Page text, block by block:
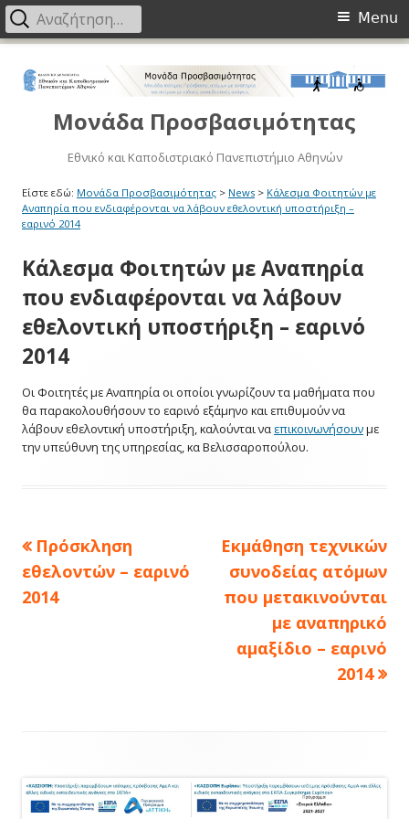
περιεχόμενο
Μονάδα Προσβασιμότητας
Εθνικό και Καποδιστριακό Πανεπιστήμιο Αθηνών
Primary
Menu
Menu
Αναζήτηση
Είστε εδώ: Μονάδα Προσβασιμότητας > News > Κάλεσμα Φοιτητών με
Αναπηρία που ενδιαφέρονται να λάβουν εθελοντική υποστήριξη –
εαρινό 2014
Κάλεσμα Φοιτητών με Αναπηρία
που ενδιαφέρονται να λάβουν
εθελοντική υποστήριξη – εαρινό
2014
Οι Φοιτητές με Αναπηρία οι οποίοι γνωρίζουν τα μαθήματα που
θα παρακολουθήσουν το εαρινό εξάμηνο και επιθυμούν να
λάβουν εθελοντική υποστήριξη, καλούνται να επικοινωνήσουνμε
την υπεύθυνη της υπηρεσίας, κα Βελισσαροπούλου.
Πλοήγηση
άρθρων
Previous
article:
Πρόσκληση
εθελοντών – εαρινό
2014
Next
article:
Εκμάθηση τεχνικών
συνοδείας ατόμων
που μετακινούνται
με αναπηρικό
αμαξίδιο – εαρινό
2014